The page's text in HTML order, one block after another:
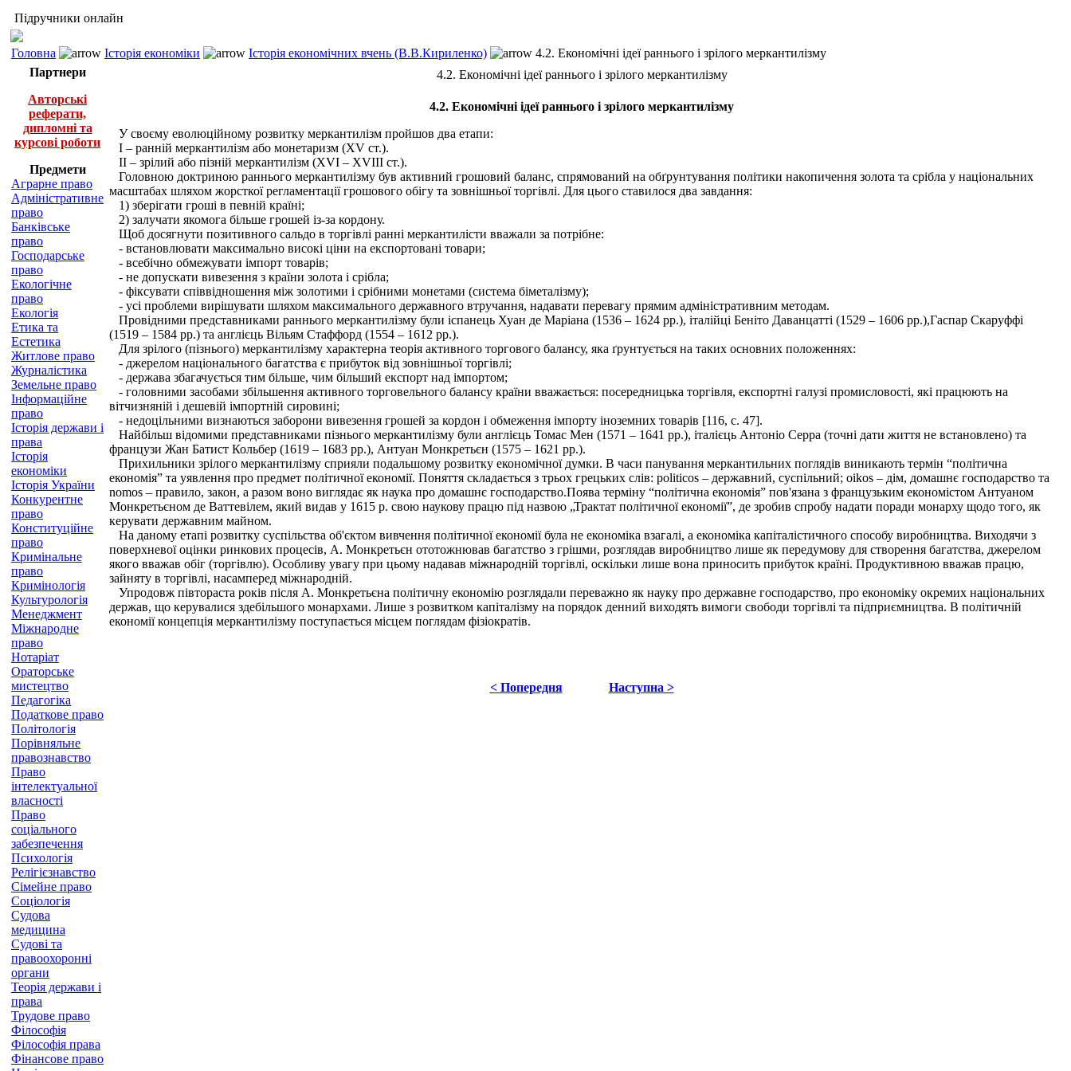
Підручники онлайн
Головна Історія економіки Історія економічних вчень (В.В.Кириленко)
4.2. Економічні ідеї раннього і зрілого меркантилізму
Партнери
Авторські
реферати,
дипломні та
курсові роботи
Предмети
Аграрне право
Адміністративне
право
Банківське
право
Господарське
право
Екологічне
право
Екологія
Етика та
Естетика
Житлове право
Журналістика
Земельне право
Інформаційне
право
Історія держави і
права
Історія
економіки
Історія України
Конкурентне
право
Конституційне
право
Кримінальне
право
Кримінологія
Культурологія
Менеджмент
Міжнародне
право
Нотаріат
Ораторське
мистецтво
Педагогіка
Податкове право
Політологія
Порівняльне
правознавство
Право
інтелектуальної
власності
Право
соціального
забезпечення
Психологія
Релігієзнавство
Сімейне право
Соціологія
Судова
медицина
Судові та
правоохоронні
органи
Теорія держави і
права
Трудове право
Філософія
Філософія права
Фінансове право
4.2. Економічні ідеї раннього і зрілого меркантилізму
4.2. Економічні ідеї раннього і зрілого меркантилізму
У своєму еволюційному розвитку меркантилізм пройшов два етапи:
I – ранній меркантилізм або монетаризм (XV ст.).
II – зрілий або пізній меркантилізм (XVІ – XVIIІ ст.).
Головною доктриною раннього меркантилізму був активний грошовий баланс, спрямований на обґрунтування політики накопичення золота та срібла у національних
масштабах шляхом жорсткої регламентації грошового обігу та зовнішньої торгівлі. Для цього ставилося два завдання:
1) зберігати гроші в певній країні;
2) залучати якомога більше грошей із-за кордону.
Щоб досягнути позитивного сальдо в торгівлі ранні меркантилісти вважали за потрібне:
- встановлювати максимально високі ціни на експортовані товари;
- всебічно обмежувати імпорт товарів;
- не допускати вивезення з країни золота і срібла;
- фіксувати співвідношення між золотими і срібними монетами (система біметалізму);
- усі проблеми вирішувати шляхом максимального державного втручання, надавати перевагу прямим адміністративним методам.
Провідними представниками раннього меркантилізму були іспанець Хуан де Маріана (1536 – 1624 рр.), італійці Беніто Даванцатті (1529 – 1606 рр.),Гаспар Скаруффі
(1519 – 1584 рр.) та англієць Вільям Стаффорд (1554 – 1612 рр.).
Для зрілого (пізнього) меркантилізму характерна теорія активного торгового балансу, яка ґрунтується на таких основних положеннях:
- джерелом національного багатства є прибуток від зовнішньої торгівлі;
- держава збагачується тим більше, чим більший експорт над імпортом;
- головними засобами збільшення активного торговельного балансу країни вважається: посередницька торгівля, експортні галузі промисловості, які працюють на
вітчизняній і дешевій імпортній сировині;
- недоцільними визнаються заборони вивезення грошей за кордон і обмеження імпорту іноземних товарів [116, с. 47].
Найбільш відомими представниками пізнього меркантилізму були англієць Томас Мен (1571 – 1641 рр.), італієць Антоніо Серра (точні дати життя не встановлено) та
французи Жан Батист Кольбер (1619 – 1683 рр.), Антуан Монкретьєн (1575 – 1621 рр.).
Прихильники зрілого меркантилізму сприяли подальшому розвитку економічної думки. В часи панування меркантильних поглядів виникають термін “політична
економія” та уявлення про предмет політичної економії. Поняття складається з трьох грецьких слів: politicos – державний, суспільний; oikos – дім, домашнє господарство та
nomos – правило, закон, а разом воно виглядає як наука про домашнє господарство.Поява терміну “політична економія” пов'язана з французьким економістом Антуаном
Монкретьєном де Ваттевілем, який видав у 1615 р. свою наукову працю під назвою „Трактат політичної економії”, де зробив спробу надати поради монарху щодо того, як
керувати державним майном.
На даному етапі розвитку суспільства об'єктом вивчення політичної економії була не економіка взагалі, а економіка капіталістичного способу виробництва. Виходячи з
поверхневої оцінки ринкових процесів, А. Монкретьєн ототожнював багатство з грішми, розглядав виробництво лише як передумову для створення багатства, джерелом
якого вважав обіг (торгівлю). Особливу увагу при цьому надавав міжнародній торгівлі, оскільки лише вона приносить прибуток країні. Продуктивною вважав працю,
зайняту в торгівлі, насамперед міжнародній.
Упродовж півтораста років після А. Монкретьєна політичну економію розглядали переважно як науку про державне господарство, про економіку окремих національних
держав, що керувалися здебільшого монархами. Лише з розвитком капіталізму на порядок денний виходять вимоги свободи торгівлі та підприємництва. В політичній
економії концепція меркантилізму поступається місцем поглядам фізіократів.
< Попередня Наступна >